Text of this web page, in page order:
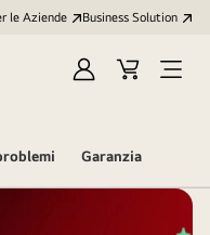
le Aziende Business Solution
AccediCart
Open
Garanzia